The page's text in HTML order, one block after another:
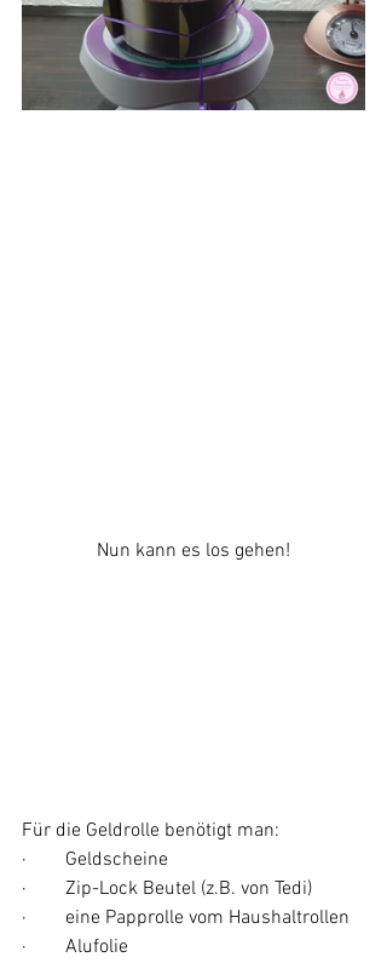
Nun kann es los gehen!
Für die Geldrolle benötigt man:
·        Geldscheine
·        Zip-Lock Beutel (z.B. von Tedi)
·        eine Papprolle vom Haushaltrollen
·        Alufolie